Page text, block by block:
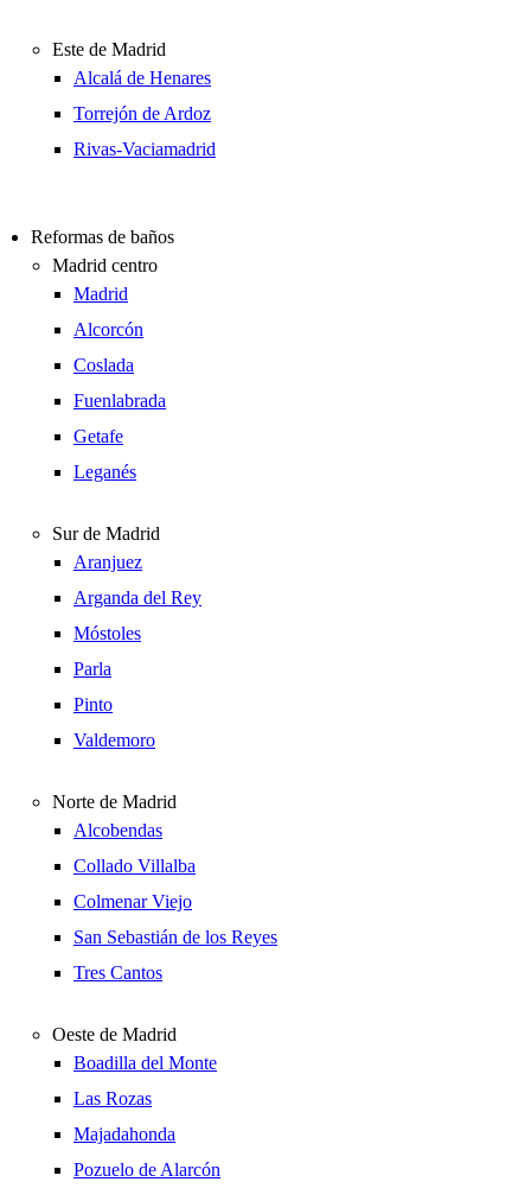
Este de Madrid
Alcalá de Henares
Torrejón de Ardoz
Rivas-Vaciamadrid
Reformas de baños
Madrid centro
Madrid
Alcorcón
Coslada
Fuenlabrada
Getafe
Leganés
Sur de Madrid
Aranjuez
Arganda del Rey
Móstoles
Parla
Pinto
Valdemoro
Norte de Madrid
Alcobendas
Collado Villalba
Colmenar Viejo
San Sebastián de los Reyes
Tres Cantos
Oeste de Madrid
Boadilla del Monte
Las Rozas
Majadahonda
Pozuelo de Alarcón